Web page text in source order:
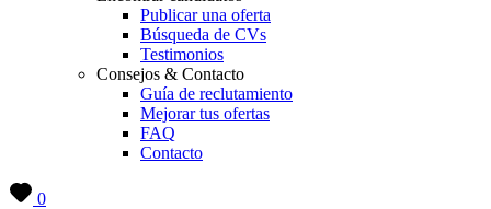
Publicar una oferta
Búsqueda de CVs
Testimonios
Consejos & Contacto
Guía de reclutamiento
Mejorar tus ofertas
FAQ
Contacto
0